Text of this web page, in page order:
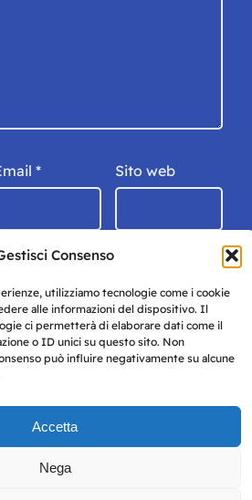
Consenso
utilizziamo tecnologie come i cookie
alle informazioni del dispositivo. Il
ci permetterà di elaborare dati come il
o ID unici su questo sito. Non
può influire negativamente su alcune
Accetta
Nega
* Sito web
registrata presso il tribunale di
e informativo.